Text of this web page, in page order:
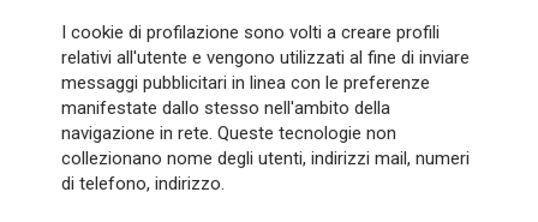
I cookie di profilazione sono volti a creare profili
relativi all'utente e vengono utilizzati al fine di inviare
messaggi pubblicitari in linea con le preferenze
manifestate dallo stesso nell'ambito della
navigazione in rete. Queste tecnologie non
collezionano nome degli utenti, indirizzi mail, numeri
di telefono, indirizzo.